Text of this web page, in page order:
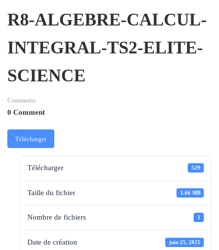
R8-ALGEBRE-CALCUL-
INTEGRAL-TS2-ELITE-
SCIENCE
Comments
0 Comment
Télécharger
Télécharger 529
Taille du fichier 1.66 MB
Nombre de fichiers 1
Date de création juin 25, 2025